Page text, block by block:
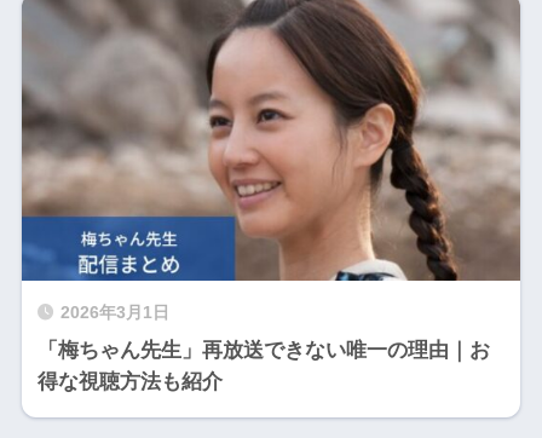
2026年3月1日
「梅ちゃん先生」再放送できない唯一の理由｜お
得な視聴方法も紹介